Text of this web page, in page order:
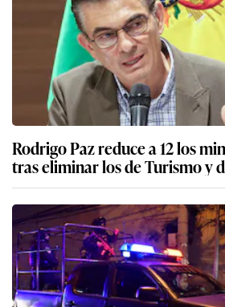
Rodrigo Paz reduce a 12 los
tras eliminar los de Turismo y